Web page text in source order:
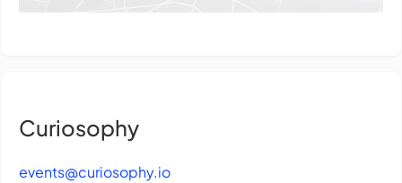
Curiosophy
events@curiosophy.io